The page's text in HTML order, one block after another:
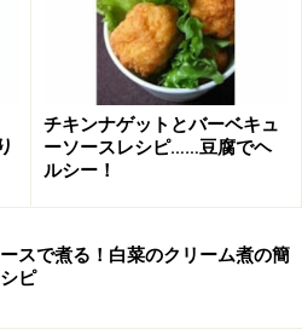
適量 ※最後にまぶす分
ーナッツの作り方・手
ベーキングパウダー、砂糖を
キングパウダー、砂糖を計量
チキンナゲットとバーベキュ
ーソースレシピ……豆腐でヘ
ルシー！
スで煮る！白菜のクリーム煮の簡
ピ